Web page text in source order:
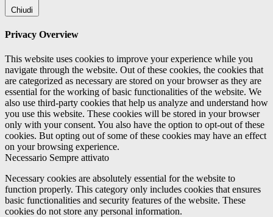
Chiudi
Privacy Overview
This website uses cookies to improve your experience while you
navigate through the website. Out of these cookies, the cookies that
are categorized as necessary are stored on your browser as they are
essential for the working of basic functionalities of the website. We
also use third-party cookies that help us analyze and understand how
you use this website. These cookies will be stored in your browser
only with your consent. You also have the option to opt-out of these
cookies. But opting out of some of these cookies may have an effect
on your browsing experience.
Necessario Sempre attivato
Necessary cookies are absolutely essential for the website to
function properly. This category only includes cookies that ensures
basic functionalities and security features of the website. These
cookies do not store any personal information.